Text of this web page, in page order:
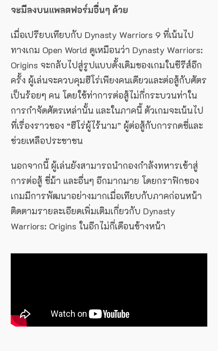
จะมีลงบนแพลตฟอร์มอื่นๆ ด้วย
เมื่อเปรียบเทียบกับ Dynasty Warriors 9 ที่เน้นไป
ทางเกม Open World ดูเหมือนว่า Dynasty Warriors:
Origins จะกลับไปสู่รูปแบบดั้งเดิมของเกมในซีรีส์อีก
ครั้ง ผู้เล่นจะควบคุมฮีโร่เพียงคนเดียวและต่อสู้กับศัตร
เป็นร้อยๆ คน โดยใช้ท่าการต่อสู้ไม่กี่กระบวนท่าใน
การกำจัดศัตรเหล่านั้น และในภาคนี้ ตัวเกมจะเน้นไป
ที่เรื่องราวของ “ฮีโร่ผู้ไร้นาม” ผู้ต่อสู้กับการกดขี่และ
ช่วยเหลือประชาชน
นอกจากนี้ ผู้เล่นยังสามารถนำกองกำลังทหารเข้าสู่
การต่อสู้ ขี่ม้า และอื่นๆ อีกมากมาย โดยกราฟิกของ
เกมมีการพัฒนาอย่างมากเมื่อเทียบกับภาคก่อนหน้า
ติดตามรายละเอียดเพิ่มเติมเกี่ยวกับ Dynasty
Warriors: Origins ในอีกไม่กี่เดือนข้างหน้า